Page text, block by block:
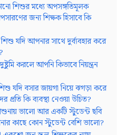
শিশুর মধ্যে অপসঙ্গতিমূলক
জন্য শিক্ষক হিসাবে কি
যদি আপনার সাথে দুর্ব্যবহার করে
দুষ্টুমি করলে আপনি কিভাবে নিয়ন্ত্রন
যদি বসার জায়গা নিয়ে ঝগড়া করে
প্রতি কি ব্যবস্থা নেওয়া উচিত?
ভালো আর একটি স্টুডেন্ট ছবি
কাছে কোন স্টুডেন্ট বেশি ভালো?